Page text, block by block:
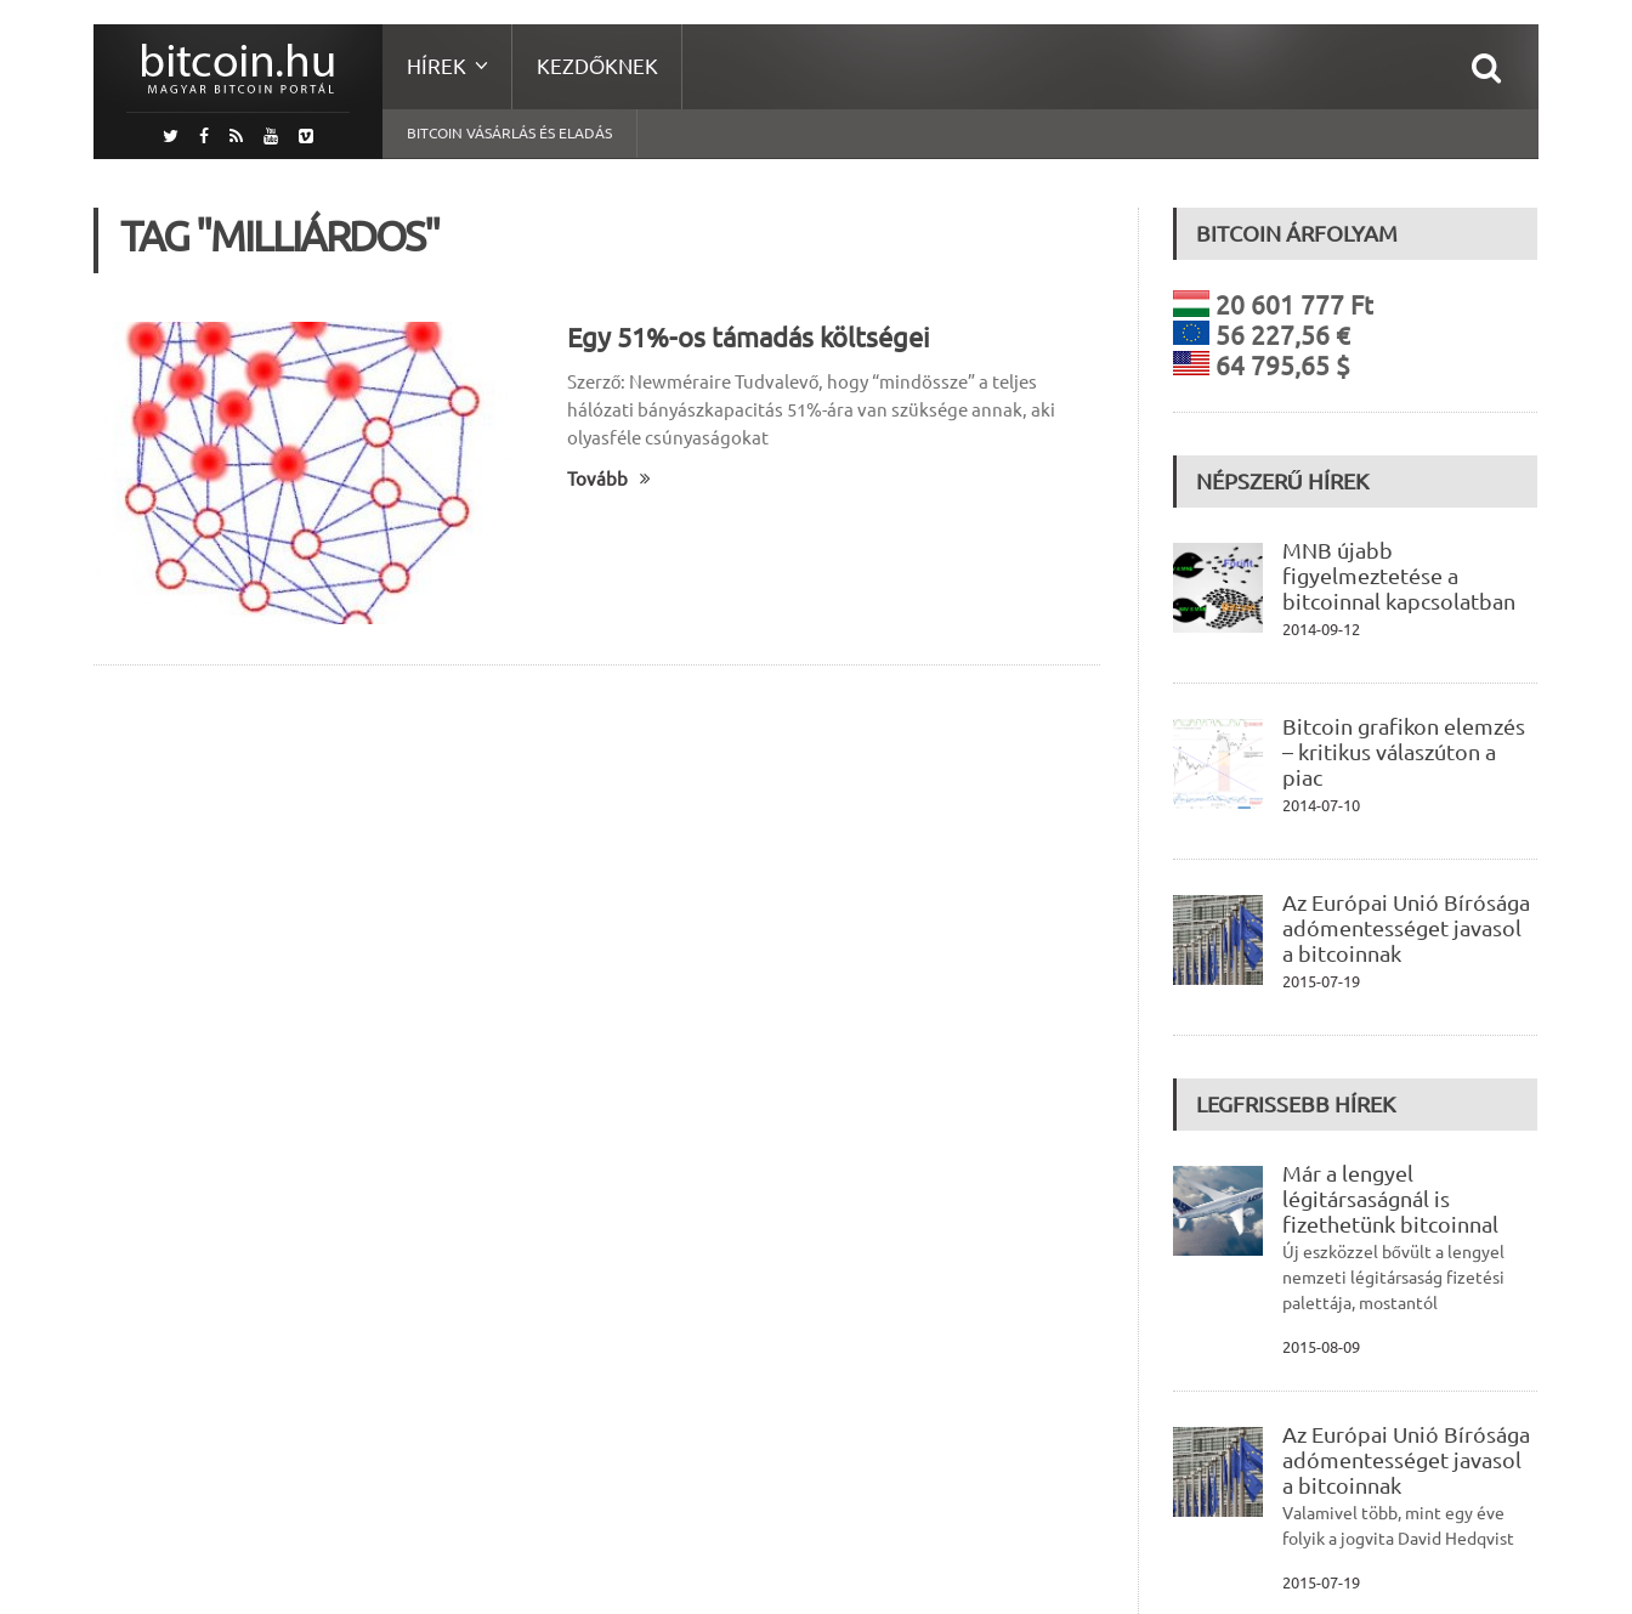
HÍREK KEZDŐKNEK
BITCOIN VÁSÁRLÁS ÉS ELADÁS
TAG "MILLIÁRDOS"
Egy 51%-os támadás költségei
Szerző: Newméraire Tudvalevő, hogy “mindössze” a teljes
hálózati bányászkapacitás 51%-ára van szüksége annak, aki
olyasféle csúnyaságokat
Tovább
BITCOIN ÁRFOLYAM
20 601 777 Ft
56 227,56 €
64 795,65 $
NÉPSZERŰ HÍREK
MNB újabb
figyelmeztetése a
bitcoinnal kapcsolatban
2014-09-12
Bitcoin grafikon elemzés
– kritikus válaszúton a
piac
2014-07-10
Az Európai Unió Bírósága
adómentességet javasol
a bitcoinnak
2015-07-19
LEGFRISSEBB HÍREK
Már a lengyel
légitársaságnál is
fizethetünk bitcoinnal
Új eszközzel bővült a lengyel
nemzeti légitársaság fizetési
palettája, mostantól
2015-08-09
Az Európai Unió Bírósága
adómentességet javasol
a bitcoinnak
Valamivel több, mint egy éve
folyik a jogvita David Hedqvist
2015-07-19